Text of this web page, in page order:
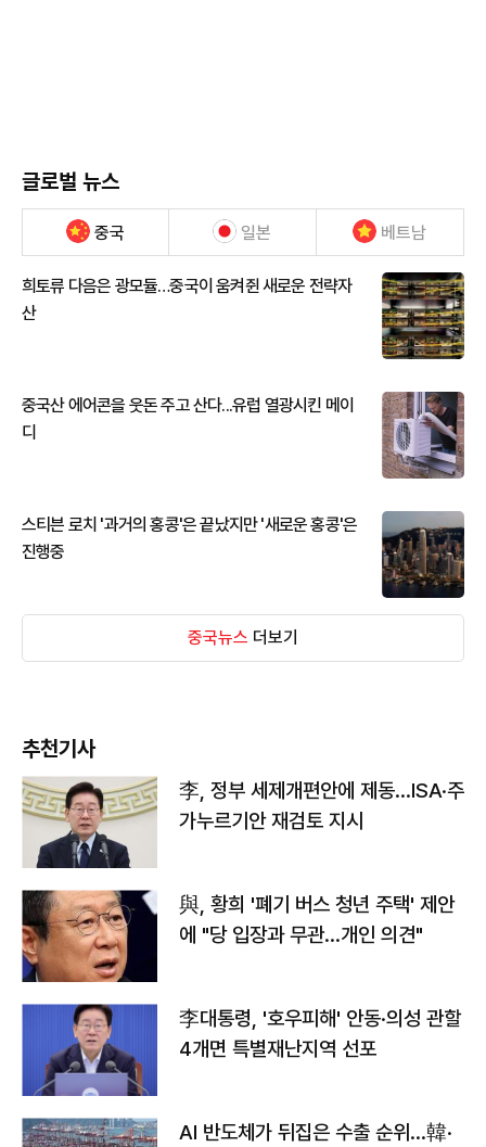
글로벌 뉴스
중국 일본 베트남
희토류 다음은 광모듈…중국이 움켜쥔 새로운 전략자
산
중국산 에어콘을 웃돈 주고 산다...유럽 열광시킨 메이
디
스티븐 로치 '과거의 홍콩'은 끝났지만 '새로운 홍콩'은
진행중
중국뉴스 더보기
추천기사
李, 정부 세제개편안에 제동…ISA·주
가누르기안 재검토 지시
與, 황희 '폐기 버스 청년 주택' 제안
에 "당 입장과 무관…개인 의견"
李대통령, '호우피해' 안동·의성 관할
4개면 특별재난지역 선포
AI 반도체가 뒤집은 수출 순위…韓·